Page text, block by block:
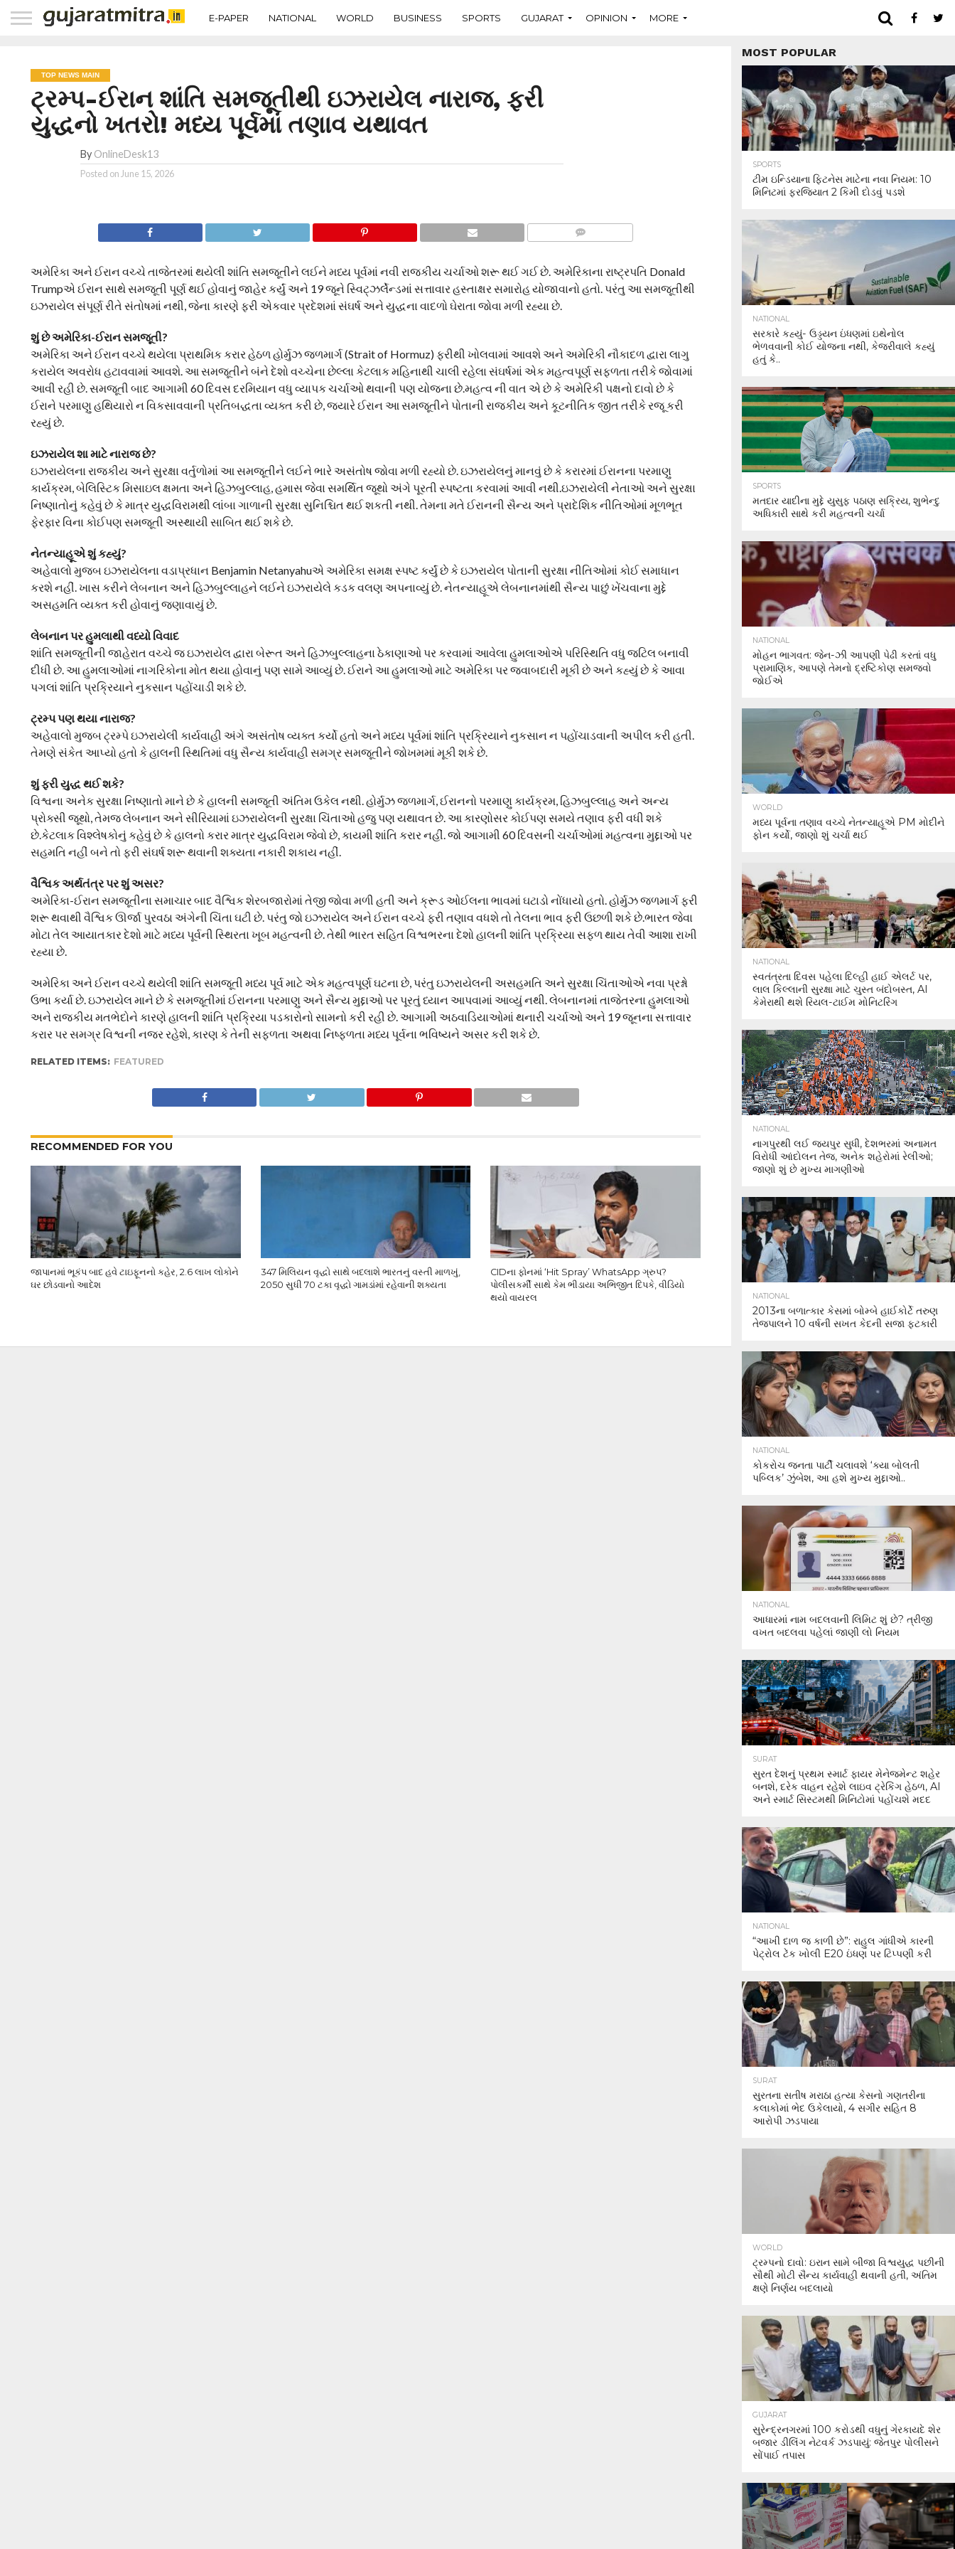
E-PAPER NATIONAL WORLD BUSINESS SPORTS GUJARAT OPINION MORE
TOP NEWS MAIN
ટ્રમ્પ-ઈરાન શાંતિ સમજૂતીથી ઇઝરાયેલ નારાજ, ફરી
યુદ્ધનો ખતરો! મધ્ય પૂર્વમાં તણાવ યથાવત
By OnlineDesk13
Posted on June 15, 2026
અમેરિકા અને ઈરાન વચ્ચે તાજેતરમાં થયેલી શાંતિ સમજૂતીને લઈને મધ્ય પૂર્વમાં નવી રાજકીય ચર્ચાઓ શરૂ થઈ ગઈ છે. અમેરિકાના રાષ્ટ્રપતિ Donald
Trumpએ ઈરાન સાથે સમજૂતી પૂર્ણ થઈ હોવાનું જાહેર કર્યું અને 19 જૂને સ્વિટ્ઝર્લેન્ડમાં સત્તાવાર હસ્તાક્ષર સમારોહ યોજાવાનો હતો. પરંતુ આ સમજૂતીથી
ઇઝરાયેલ સંપૂર્ણ રીતે સંતોષમાં નથી, જેના કારણે ફરી એકવાર પ્રદેશમાં સંઘર્ષ અને યુદ્ધના વાદળો ઘેરાતા જોવા મળી રહ્યા છે.
શું છે અમેરિકા-ઈરાન સમજૂતી?
અમેરિકા અને ઈરાન વચ્ચે થયેલા પ્રાથમિક કરાર હેઠળ હોર્મુઝ જળમાર્ગ (Strait of Hormuz) ફરીથી ખોલવામાં આવશે અને અમેરિકી નૌકાદળ દ્વારા લાગુ
કરાયેલ અવરોધ હટાવવામાં આવશે. આ સમજૂતીને બંને દેશો વચ્ચેના છેલ્લા કેટલાક મહિનાથી ચાલી રહેલા સંઘર્ષમાં એક મહત્વપૂર્ણ સફળતા તરીકે જોવામાં
આવી રહી છે. સમજૂતી બાદ આગામી 60 દિવસ દરમિયાન વધુ વ્યાપક ચર્ચાઓ થવાની પણ યોજના છે.મહત્વ ની વાત એ છે કે અમેરિકી પક્ષનો દાવો છે કે
ઈરાને પરમાણુ હથિયારો ન વિકસાવવાની પ્રતિબદ્ધતા વ્યક્ત કરી છે, જ્યારે ઈરાન આ સમજૂતીને પોતાની રાજકીય અને કૂટનીતિક જીત તરીકે રજૂ કરી
રહ્યું છે.
ઇઝરાયેલ શા માટે નારાજ છે?
ઇઝરાયેલના રાજકીય અને સુરક્ષા વર્તુળોમાં આ સમજૂતીને લઈને ભારે અસંતોષ જોવા મળી રહ્યો છે. ઇઝરાયેલનું માનવું છે કે કરારમાં ઈરાનના પરમાણુ
કાર્યક્રમ, બેલિસ્ટિક મિસાઇલ ક્ષમતા અને હિઝબુલ્લાહ, હમાસ જેવા સમર્થિત જૂથો અંગે પૂરતી સ્પષ્ટતા કરવામાં આવી નથી.ઇઝરાયેલી નેતાઓ અને સુરક્ષા
નિષ્ણાતોનું કહેવું છે કે માત્ર યુદ્ધવિરામથી લાંબા ગાળાની સુરક્ષા સુનિશ્ચિત થઈ શકતી નથી. તેમના મતે ઈરાનની સૈન્ય અને પ્રાદેશિક નીતિઓમાં મૂળભૂત
ફેરફાર વિના કોઈપણ સમજૂતી અસ્થાયી સાબિત થઈ શકે છે.
નેતન્યાહૂએ શું કહ્યું?
અહેવાલો મુજબ ઇઝરાયેલના વડાપ્રધાન Benjamin Netanyahuએ અમેરિકા સમક્ષ સ્પષ્ટ કર્યું છે કે ઇઝરાયેલ પોતાની સુરક્ષા નીતિઓમાં કોઈ સમાધાન
કરશે નહીં. ખાસ કરીને લેબનાન અને હિઝબુલ્લાહને લઈને ઇઝરાયેલે કડક વલણ અપનાવ્યું છે. નેતન્યાહૂએ લેબનાનમાંથી સૈન્ય પાછું ખેંચવાના મુદ્દે
અસહમતિ વ્યક્ત કરી હોવાનું જણાવાયું છે.
લેબનાન પર હુમલાથી વધ્યો વિવાદ
શાંતિ સમજૂતીની જાહેરાત વચ્ચે જ ઇઝરાયેલ દ્વારા બેરૂત અને હિઝબુલ્લાહના ઠેકાણાઓ પર કરવામાં આવેલા હુમલાઓએ પરિસ્થિતિ વધુ જટિલ બનાવી
દીધી છે. આ હુમલાઓમાં નાગરિકોના મોત થયા હોવાનું પણ સામે આવ્યું છે. ઈરાને આ હુમલાઓ માટે અમેરિકા પર જવાબદારી મૂકી છે અને કહ્યું છે કે આવા
પગલાં શાંતિ પ્રક્રિયાને નુકસાન પહોંચાડી શકે છે.
ટ્રમ્પ પણ થયા નારાજ?
અહેવાલો મુજબ ટ્રમ્પે ઇઝરાયેલી કાર્યવાહી અંગે અસંતોષ વ્યક્ત કર્યો હતો અને મધ્ય પૂર્વમાં શાંતિ પ્રક્રિયાને નુકસાન ન પહોંચાડવાની અપીલ કરી હતી.
તેમણે સંકેત આપ્યો હતો કે હાલની સ્થિતિમાં વધુ સૈન્ય કાર્યવાહી સમગ્ર સમજૂતીને જોખમમાં મૂકી શકે છે.
શું ફરી યુદ્ધ થઈ શકે?
વિશ્વના અનેક સુરક્ષા નિષ્ણાતો માને છે કે હાલની સમજૂતી અંતિમ ઉકેલ નથી. હોર્મુઝ જળમાર્ગ, ઈરાનનો પરમાણુ કાર્યક્રમ, હિઝબુલ્લાહ અને અન્ય
પ્રોક્સી જૂથો, તેમજ લેબનાન અને સીરિયામાં ઇઝરાયેલની સુરક્ષા ચિંતાઓ હજુ પણ યથાવત છે. આ કારણોસર કોઈપણ સમયે તણાવ ફરી વધી શકે
છે.કેટલાક વિશ્લેષકોનું કહેવું છે કે હાલનો કરાર માત્ર યુદ્ધવિરામ જેવો છે, કાયમી શાંતિ કરાર નહીં. જો આગામી 60 દિવસની ચર્ચાઓમાં મહત્વના મુદ્દાઓ પર
સહમતિ નહીં બને તો ફરી સંઘર્ષ શરૂ થવાની શક્યતા નકારી શકાય નહીં.
વૈશ્વિક અર્થતંત્ર પર શું અસર?
અમેરિકા-ઈરાન સમજૂતીના સમાચાર બાદ વૈશ્વિક શેરબજારોમાં તેજી જોવા મળી હતી અને ક્રૂડ ઓઈલના ભાવમાં ઘટાડો નોંધાયો હતો. હોર્મુઝ જળમાર્ગ ફરી
શરૂ થવાથી વૈશ્વિક ઊર્જા પુરવઠા અંગેની ચિંતા ઘટી છે. પરંતુ જો ઇઝરાયેલ અને ઈરાન વચ્ચે ફરી તણાવ વધશે તો તેલના ભાવ ફરી ઉછળી શકે છે.ભારત જેવા
મોટા તેલ આયાતકાર દેશો માટે મધ્ય પૂર્વની સ્થિરતા ખૂબ મહત્વની છે. તેથી ભારત સહિત વિશ્વભરના દેશો હાલની શાંતિ પ્રક્રિયા સફળ થાય તેવી આશા રાખી
રહ્યા છે.
અમેરિકા અને ઈરાન વચ્ચે થયેલી શાંતિ સમજૂતી મધ્ય પૂર્વ માટે એક મહત્વપૂર્ણ ઘટના છે, પરંતુ ઇઝરાયેલની અસહમતિ અને સુરક્ષા ચિંતાઓએ નવા પ્રશ્નો
ઉભા કર્યા છે. ઇઝરાયેલ માને છે કે સમજૂતીમાં ઈરાનના પરમાણુ અને સૈન્ય મુદ્દાઓ પર પૂરતું ધ્યાન આપવામાં આવ્યું નથી. લેબનાનમાં તાજેતરના હુમલાઓ
અને રાજકીય મતભેદોને કારણે હાલની શાંતિ પ્રક્રિયા પડકારોનો સામનો કરી રહી છે. આગામી અઠવાડિયાઓમાં થનારી ચર્ચાઓ અને 19 જૂનના સત્તાવાર
કરાર પર સમગ્ર વિશ્વની નજર રહેશે, કારણ કે તેની સફળતા અથવા નિષ્ફળતા મધ્ય પૂર્વના ભવિષ્યને અસર કરી શકે છે.
RELATED ITEMS: FEATURED
RECOMMENDED FOR YOU
જાપાનમાં ભૂકંપ બાદ હવે ટાઇફૂનનો કહેર, 2.6 લાખ લોકોને
ઘર છોડવાનો આદેશ
347 મિલિયન વૃદ્ધો સાથે બદલાશે ભારતનું વસ્તી માળખું,
2050 સુધી 70 ટકા વૃદ્ધો ગામડાંમાં રહેવાની શક્યતા
CIDના ફોનમાં ‘Hit Spray’ WhatsApp ગ્રુપ?
પોલીસકર્મી સાથે કેમ ભીડાયા અભિજીત દિપકે, વીડિયો
થયો વાયરલ
MOST POPULAR
SPORTS
ટીમ ઇન્ડિયાના ફિટનેસ માટેના નવા નિયમ: 10
મિનિટમાં ફરજિયાત 2 કિમી દોડવું પડશે
NATIONAL
સરકારે કહ્યું- ઉડ્ડયન ઇંધણમાં ઇથેનોલ
ભેળવવાની કોઈ યોજના નથી, કેજરીવાલે કહ્યું
હતું કે..
SPORTS
મતદાર યાદીના મુદ્દે યુસુફ પઠાણ સક્રિય, શુભેન્દુ
અધિકારી સાથે કરી મહત્વની ચર્ચા
NATIONAL
મોહન ભાગવત: જેન-ઝી આપણી પેઢી કરતાં વધુ
પ્રામાણિક, આપણે તેમનો દ્રષ્ટિકોણ સમજવો
જોઈએ
WORLD
મધ્ય પૂર્વના તણાવ વચ્ચે નેતન્યાહૂએ PM મોદીને
ફોન કર્યો, જાણો શું ચર્ચા થઈ
NATIONAL
સ્વતંત્રતા દિવસ પહેલા દિલ્હી હાઈ એલર્ટ પર,
લાલ કિલ્લાની સુરક્ષા માટે ચુસ્ત બંદોબસ્ત, AI
કેમેરાથી થશે રિયલ-ટાઈમ મોનિટરિંગ
NATIONAL
નાગપુરથી લઈ જયપુર સુધી, દેશભરમાં અનામત
વિરોધી આંદોલન તેજ, અનેક શહેરોમાં રેલીઓ;
જાણો શું છે મુખ્ય માગણીઓ
NATIONAL
2013ના બળાત્કાર કેસમાં બોમ્બે હાઈકોર્ટે તરુણ
તેજપાલને 10 વર્ષની સખત કેદની સજા ફટકારી
NATIONAL
કોકરોચ જનતા પાર્ટી ચલાવશે ‘ક્યા બોલતી
પબ્લિક’ ઝુંબેશ, આ હશે મુખ્ય મુદ્દાઓ..
NATIONAL
આધારમાં નામ બદલવાની લિમિટ શું છે? ત્રીજી
વખત બદલવા પહેલાં જાણી લો નિયમ
SURAT
સુરત દેશનું પ્રથમ સ્માર્ટ ફાયર મેનેજમેન્ટ શહેર
બનશે, દરેક વાહન રહેશે લાઇવ ટ્રેકિંગ હેઠળ, AI
અને સ્માર્ટ સિસ્ટમથી મિનિટોમાં પહોંચશે મદદ
NATIONAL
“આખી દાળ જ કાળી છે”: રાહુલ ગાંધીએ કારની
પેટ્રોલ ટેંક ખોલી E20 ઇંધણ પર ટિપ્પણી કરી
SURAT
સુરતના સતીષ મરાઠા હત્યા કેસનો ગણતરીના
કલાકોમાં ભેદ ઉકેલાયો, 4 સગીર સહિત 8
આરોપી ઝડપાયા
WORLD
ટ્રમ્પનો દાવો: ઇરાન સામે બીજા વિશ્વયુદ્ધ પછીની
સૌથી મોટી સૈન્ય કાર્યવાહી થવાની હતી, અંતિમ
ક્ષણે નિર્ણય બદલાયો
GUJARAT
સુરેન્દ્રનગરમાં 100 કરોડથી વધુનું ગેરકાયદે શેર
બજાર ડીલિંગ નેટવર્ક ઝડપાયું: જેતપુર પોલીસને
સોંપાઈ તપાસ